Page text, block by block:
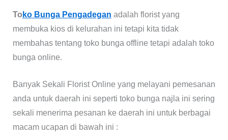
To ko Bunga Pengadegan adalah florist yang
membuka kios di kelurahan ini tetapi kita tidak
membahas tentang toko bunga offline tetapi adalah toko
bunga online.
Banyak Sekali Florist Online yang melayani pemesanan
anda untuk daerah ini seperti toko bunga najla ini sering
sekali menerima pesanan ke daerah ini untuk berbagai
macam ucapan di bawah ini :